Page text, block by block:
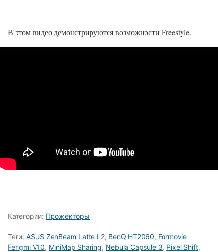
В этом видео демонстрируются возможности Freestyle.
Категории: Прожекторы
Теги: ASUS ZenBeam Latte L2, BenQ HT2060, Formovie
Fengmi V10, MiniMap Sharing, Nebula Capsule 3, Pixel Shift,